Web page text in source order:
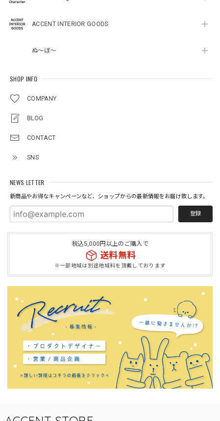
ACCENT INTERIOR GOODS
ぬ～ぼ～
SHOP INFO
COMPANY
BLOG
CONTACT
SNS
NEWS LETTER
新商品やお得なキャンペーンなど、ショップからの最新情報をお届け致します。
登録
税込5,000円以上のご購入で
送料無料
※一部地域は別途地域料を頂戴しております